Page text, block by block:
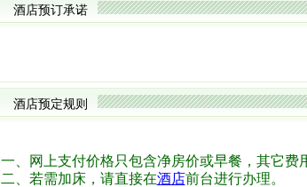
酒店预订承诺
酒店预定规则
一、网上支付价格只包含净房价或早餐，其它费
二、若需加床，请直接在酒店前台进行办理。